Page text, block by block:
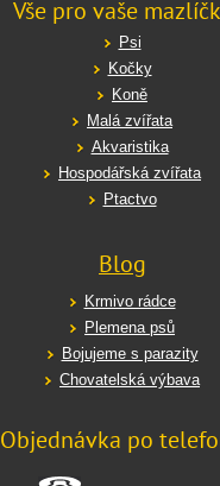
Vše pro vaše
Psi
Kočky
Koně
Malá zvířata
Akvaristika
Hospodářská zvířata
Ptactvo
Blog
Krmivo rádce
Plemena psů
Bojujeme s parazity
Chovatelská výbava
Objednávka po